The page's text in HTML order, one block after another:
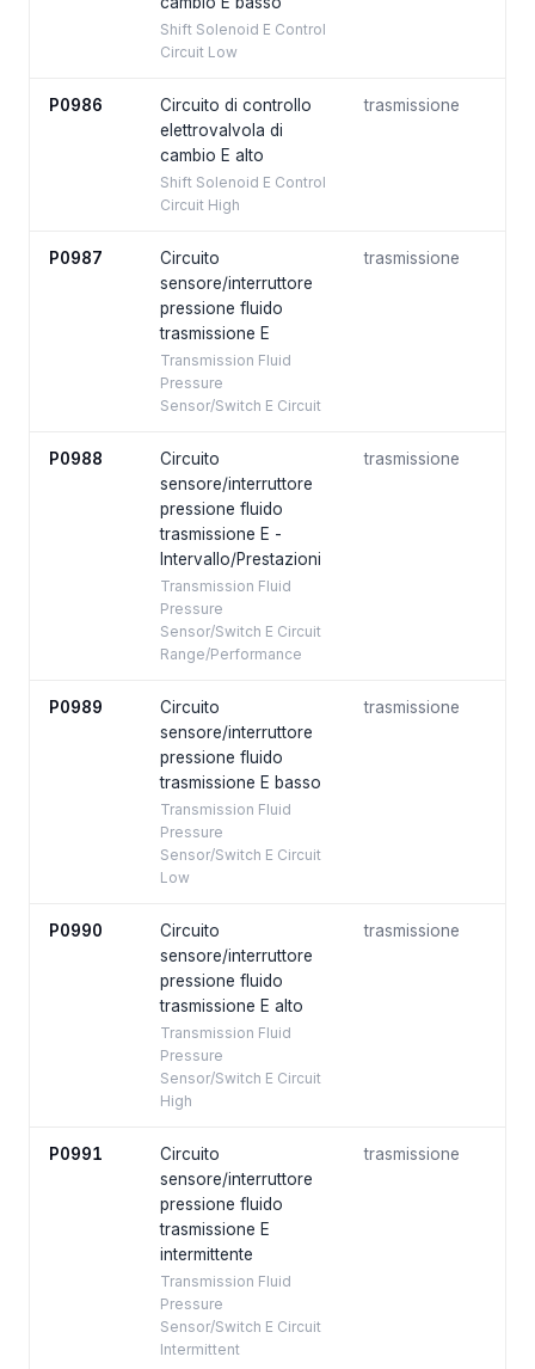
Shift Solenoid E Control
Circuit Low
P0986
Circuito di controllo
elettrovalvola di
cambio E alto
Shift Solenoid E Control
Circuit High
trasmissione
P0987
Circuito
sensore/interruttore
pressione fluido
trasmissione E
Transmission Fluid
Pressure
Sensor/Switch E Circuit
trasmissione
P0988
Circuito
sensore/interruttore
pressione fluido
trasmissione E -
Intervallo/Prestazioni
Transmission Fluid
Pressure
Sensor/Switch E Circuit
Range/Performance
trasmissione
P0989
Circuito
sensore/interruttore
pressione fluido
trasmissione E basso
Transmission Fluid
Pressure
Sensor/Switch E Circuit
Low
trasmissione
P0990
Circuito
sensore/interruttore
pressione fluido
trasmissione E alto
Transmission Fluid
Pressure
Sensor/Switch E Circuit
High
trasmissione
P0991
Circuito
sensore/interruttore
pressione fluido
trasmissione E
intermittente
Transmission Fluid
Pressure
Sensor/Switch E Circuit
Intermittent
trasmissione